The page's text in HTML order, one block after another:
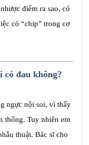
điểm ra sao, có
có “chip” trong cơ
có đau không?
ngực nội soi, vì thấy
thống. Tuy nhiên em
thuật. Bác sĩ cho